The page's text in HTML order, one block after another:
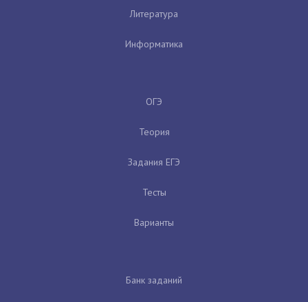
Литература
Информатика
ОГЭ
Теория
Задания ЕГЭ
Тесты
Варианты
Банк заданий